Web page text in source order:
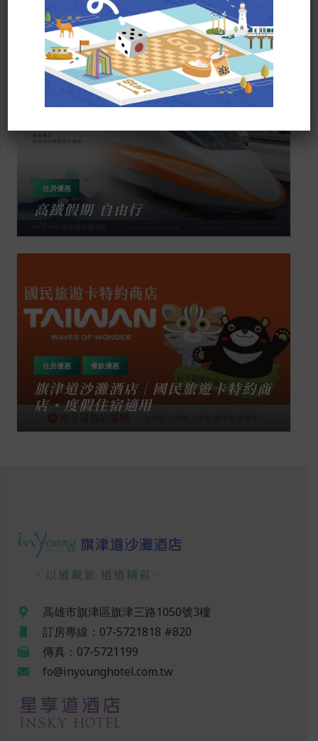
住房優惠
高鐵假期 自由行
住房優惠 餐飲優惠
旗津道沙灘酒店｜國民旅遊卡特約商
店・度假住宿適用
．以道載旅 道道精彩．
高雄市旗津區旗津三路1050號3樓
訂房專線：07-5721818 #820
傳真：07-5721199
fo@inyounghotel.com.tw